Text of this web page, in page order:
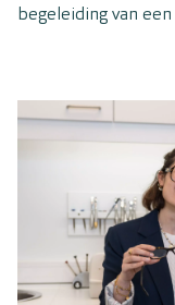
begeleiding van